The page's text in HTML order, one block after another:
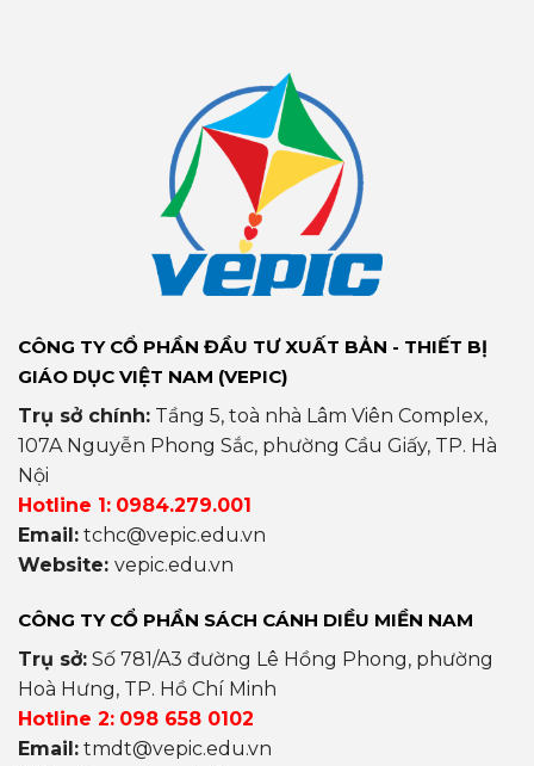
CÔNG TY CỔ PHẦN ĐẦU TƯ XUẤT BẢN - THIẾT BỊ
GIÁO DỤC VIỆT NAM (VEPIC)
Trụ sở chính: Tầng 5, toà nhà Lâm Viên Complex,
107A Nguyễn Phong Sắc, phường Cầu Giấy, TP. Hà
Nội
Hotline 1: 0984.279.001
Email: tchc@vepic.edu.vn
Website: vepic.edu.vn
CÔNG TY CỔ PHẦN SÁCH CÁNH DIỀU MIỀN NAM
Trụ sở: Số 781/A3 đường Lê Hồng Phong, phường
Hoà Hưng, TP. Hồ Chí Minh
Hotline 2: 098 658 0102
Email: tmdt@vepic.edu.vn